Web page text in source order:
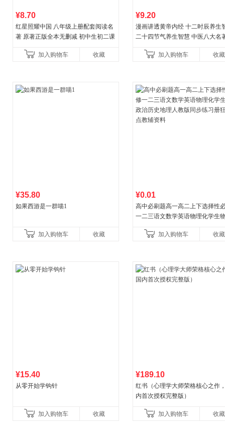
¥8.70
红星照耀中国 八年级上册配套阅读名
著 原著正版全本无删减 初中生初二课
加入购物车
收藏
¥9.20
漫画讲透黄帝内经 十二时辰养生
二十四节气养生智慧 中医八大名
加入购物车
收藏
¥35.80
如果西游是一群喵1
加入购物车 收藏
¥0.01
高中必刷题高一高二上下选择性
一二三语文数学英语物理化学生
教辅资料加入购物车 收藏
¥15.40
从零开始学钩针
加入购物车 收藏
¥189.10
红书（心理学大师荣格核心之作
内首次授权完整版）
加入购物车 收藏